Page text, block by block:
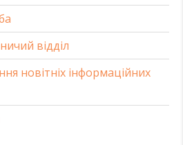
відділ
новітніх інформаційних